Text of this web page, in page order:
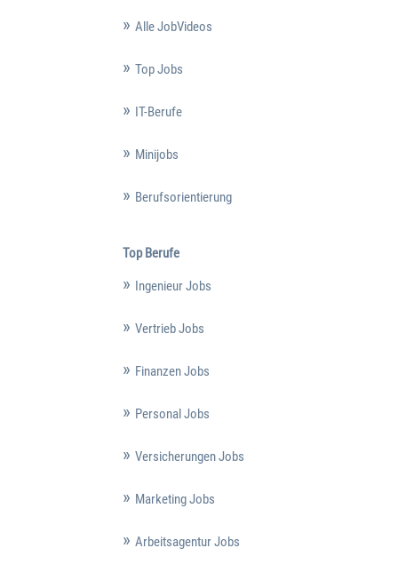
Alle JobVideos
Top Jobs
IT-Berufe
Minijobs
Berufsorientierung
Top Berufe
Ingenieur Jobs
Vertrieb Jobs
Finanzen Jobs
Personal Jobs
Versicherungen Jobs
Marketing Jobs
Arbeitsagentur Jobs